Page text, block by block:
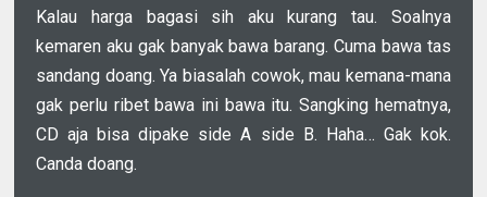
Kalau harga bagasi sih aku kurang tau. Soalnya
kemaren aku gak banyak bawa barang. Cuma bawa tas
sandang doang. Ya biasalah cowok, mau kemana-mana
gak perlu ribet bawa ini bawa itu. Sangking hematnya,
CD aja bisa dipake side A side B. Haha… Gak kok.
Canda doang.